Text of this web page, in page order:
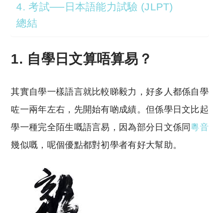
4. 考試──日本語能力試驗 (JLPT)
總結
1. 自學日文算唔算易？
其實自學一樣語言就比較睇毅力，好多人都係自學
咗一兩年左右，先開始有啲成績。但係學日文比起
學一種完全陌生嘅語言易，因為部分日文係同粵音
幾似嘅，呢個優點都對初學者有好大幫助。